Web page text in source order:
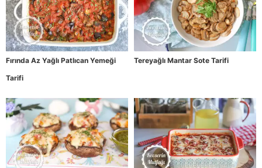
Fırında Az Yağlı Patlıcan Yemeği
Tarifi
Tereyağlı Mantar Sote Tarifi